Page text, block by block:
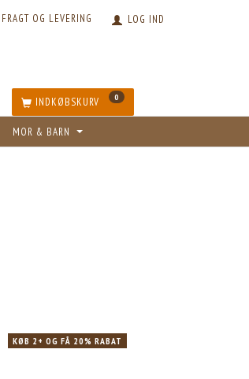
LOG IND
FRAGT OG LEVERING
INDKØBSKURV 0
MOR & BARN
KØB 2+ OG FÅ 20% RABAT